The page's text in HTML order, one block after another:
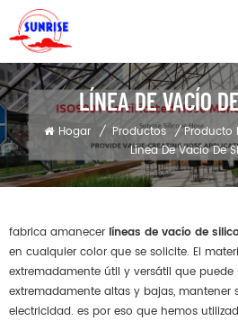
LÍNEA DE VACÍO
Hogar / Productos / Producto
Línea De Vacío De
fabrica amanecer líneas de vacío de
en cualquier color que se solicite. El
extremadamente útil y versátil que
extremadamente altas y bajas, mantener
electricidad. es por eso que hemos